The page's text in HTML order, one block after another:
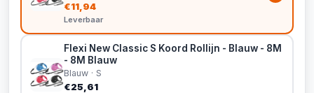
€11,94
Leverbaar
Flexi New Classic S Koord Rollijn - Blauw - 8M
- 8M Blauw
Blauw · S
€25,61